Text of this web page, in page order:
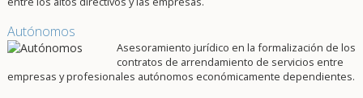
Autónomos
Asesoramiento jurídico en la formalización de los
contratos de arrendamiento de servicios entre
empresas y profesionales autónomos económicamente dependientes.